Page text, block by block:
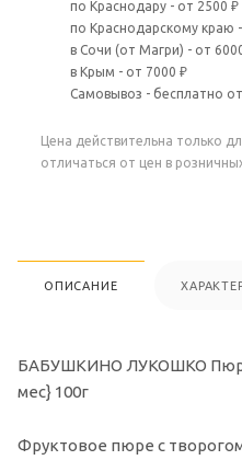
по Краснодару - от 2500 ₽
по Краснодарскому краю
в Сочи (от Магри) - от
в Крым - от 7000 ₽
Самовывоз - бесплатно
Цена действительна только
отличаться от цен в
ОПИСАНИЕ
БАБУШКИНО ЛУКОШКО Пюре
мес} 100г
Фруктовое пюре с